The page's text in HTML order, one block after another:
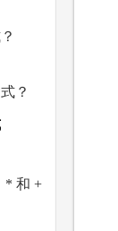
？
* 和 +